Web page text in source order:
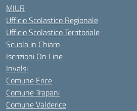
MIUR
Ufficio Scolastico Regionale
Ufficio Scolastico Territoriale
Scuola in Chiaro
Iscrizioni On Line
Invalsi
Comune Erice
Comune Trapani
Comune Valderice